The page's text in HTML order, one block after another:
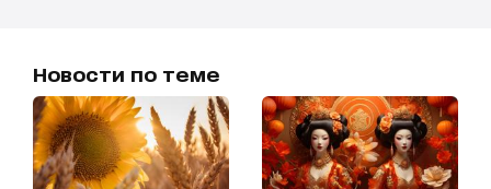
Новости по теме